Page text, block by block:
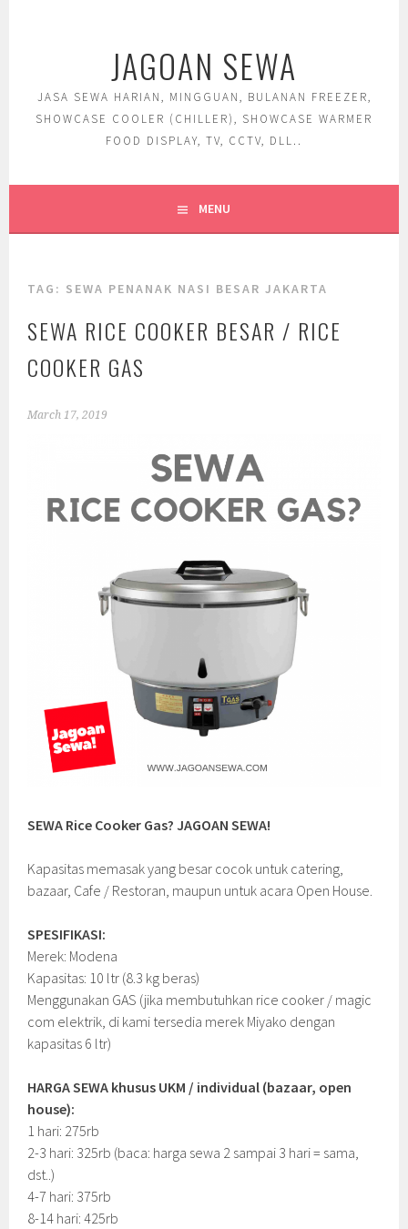
JAGOAN SEWA
JASA SEWA HARIAN, MINGGUAN, BULANAN FREEZER,
SHOWCASE COOLER (CHILLER), SHOWCASE WARMER
FOOD DISPLAY, TV, CCTV, DLL..
MENU
TAG: SEWA PENANAK NASI BESAR JAKARTA
SEWA RICE COOKER BESAR / RICE
COOKER GAS
March 17, 2019
SEWA Rice Cooker Gas? JAGOAN SEWA!
Kapasitas memasak yang besar cocok untuk catering,
bazaar, Cafe / Restoran, maupun untuk acara Open House.
SPESIFIKASI:
Merek: Modena
Kapasitas: 10 ltr (8.3 kg beras)
Menggunakan GAS (jika membutuhkan rice cooker / magic
com elektrik, di kami tersedia merek Miyako dengan
kapasitas 6 ltr)
HARGA SEWA khusus UKM / individual (bazaar, open
house):
1 hari: 275rb
2-3 hari: 325rb (baca: harga sewa 2 sampai 3 hari = sama,
dst..)
4-7 hari: 375rb
8-14 hari: 425rb